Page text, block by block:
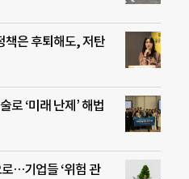
책은 후퇴해도, 저탄
로 ‘미래 난제’ 해법
…기업들 ‘위험 관